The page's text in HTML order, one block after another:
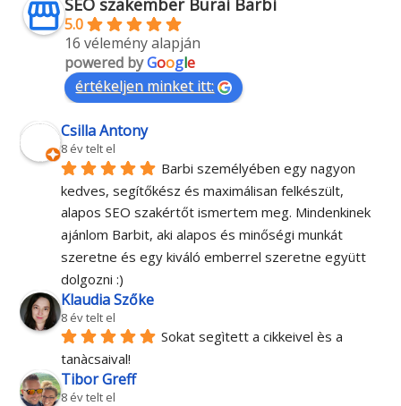
SEO szakember Burai Barbi
5.0
16 vélemény alapján
powered byGoogle
értékeljen minket itt:
Csilla Antony
8 év telt el
Barbi személyében egy nagyon
kedves, segítőkész és maximálisan felkészült,
alapos SEO szakértőt ismertem meg. Mindenkinek
ajánlom Barbit, aki alapos és minőségi munkát
szeretne és egy kiváló emberrel szeretne együtt
dolgozni :)
Klaudia Szőke
8 év telt el
Sokat segìtett a cikkeivel ès a
tanàcsaival!
Tibor Greff
8 év telt el